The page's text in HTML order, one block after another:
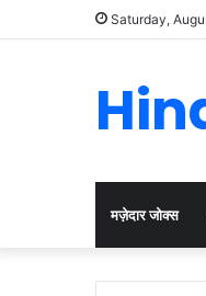
Saturday,
मज़ेदार जोक्स